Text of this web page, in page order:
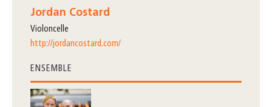
Jordan Costard
violoncelle
http://jordancostard.com/
ENSEMBLE